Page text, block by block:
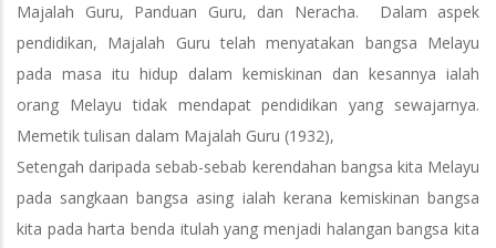
Majalah Guru, Panduan Guru, dan Neracha. Dalam aspek
pendidikan, Majalah Guru telah menyatakan bangsa Melayu
pada masa itu hidup dalam kemiskinan dan kesannya ialah
orang Melayu tidak mendapat pendidikan yang sewajarnya.
Memetik tulisan dalam Majalah Guru (1932),
Setengah daripada sebab-sebab kerendahan bangsa kita Melayu
pada sangkaan bangsa asing ialah kerana kemiskinan bangsa
kita pada harta benda itulah yang menjadi halangan bangsa kita